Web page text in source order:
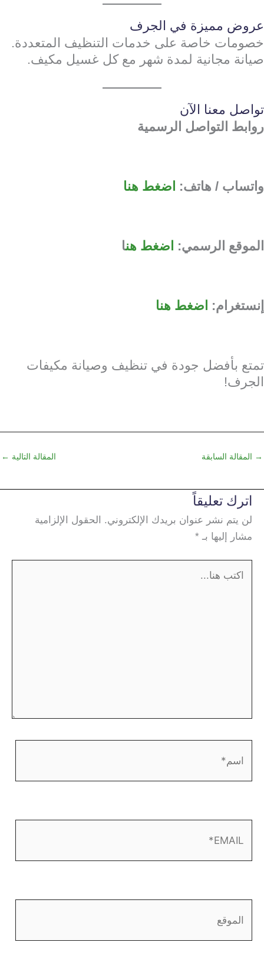
عروض مميزة في الجرف
خصومات خاصة على خدمات التنظيف المتعددة.
صيانة مجانية لمدة شهر مع كل غسيل مكيف.
تواصل معنا الآن
روابط التواصل الرسمية
واتساب / هاتف: اضغط هنا
الموقع الرسمي: اضغط هنا
إنستغرام: اضغط هنا
تمتع بأفضل جودة في تنظيف وصيانة مكيفات
الجرف!
→ المقالة السابقة المقالة التالية ←
اترك تعليقاً
لن يتم نشر عنوان بريدك الإلكتروني.
الحقول الإلزامية
مشار إليها بـ *